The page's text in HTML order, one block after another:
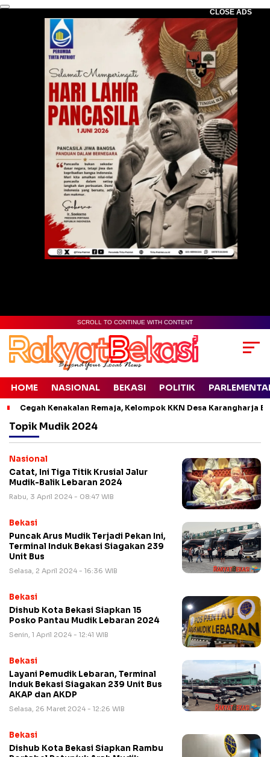
CLOSE ADS
SCROLL TO CONTINUE WITH CONTENT
HOME NASIONAL BEKASI POLITIK
Cegah Kenakalan Remaja, Kelompok KKN Desa Karangharja
Topik Mudik 2024
Nasional
Catat, Ini Tiga Titik Krusial Jalur
Mudik-Balik Lebaran 2024
Rabu, 3 April 2024 - 08:47 WIB
Bekasi
Puncak Arus Mudik Terjadi Pekan Ini,
Terminal Induk Bekasi Siagakan 239
Unit Bus
Selasa, 2 April 2024 - 16:36 WIB
Bekasi
Dishub Kota Bekasi Siapkan 15
Posko Pantau Mudik Lebaran 2024
Senin, 1 April 2024 - 12:41 WIB
Bekasi
Layani Pemudik Lebaran, Terminal
Induk Bekasi Siagakan 239 Unit Bus
AKAP dan AKDP
Selasa, 26 Maret 2024 - 12:26 WIB
Bekasi
Dishub Kota Bekasi Siapkan Rambu